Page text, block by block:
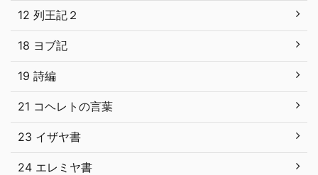
12 列王記２
18 ヨブ記
19 詩編
21 コヘレトの言葉
23 イザヤ書
24 エレミヤ書